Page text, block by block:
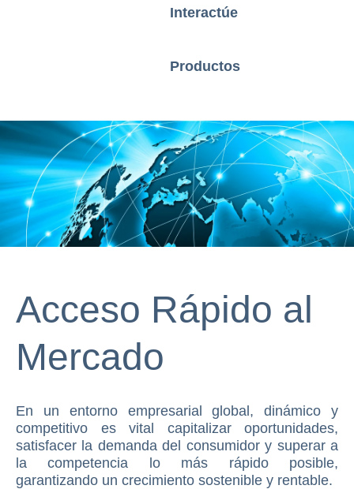
Interactúe
Productos
Acceso Rápido al
Mercado
En un entorno empresarial global, dinámico y
competitivo es vital capitalizar oportunidades,
satisfacer la demanda del consumidor y superar a
la competencia lo más rápido posible,
garantizando un crecimiento sostenible y rentable.